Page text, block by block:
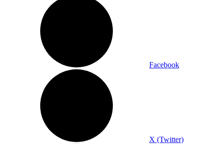
Facebook
X (Twitter)